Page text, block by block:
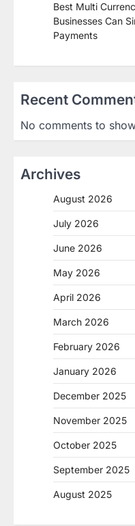
Best Multi
Businesses Can
Payments
Recent
No comments to
Archives
August 2026
July 2026
June 2026
May 2026
April 2026
March 2026
February 2026
January 2026
December 2025
November 2025
October 2025
September 2025
August 2025